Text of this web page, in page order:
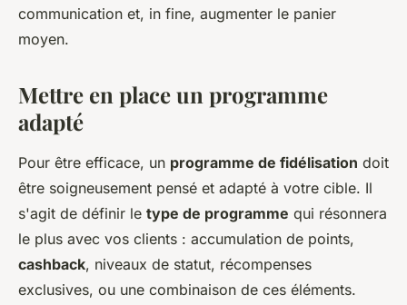
communication et, in fine, augmenter le panier
moyen.
Mettre en place un programme
adapté
Pour être efficace, un programme de fidélisation doit
être soigneusement pensé et adapté à votre cible. Il
s'agit de définir le type de programme qui résonnera
le plus avec vos clients : accumulation de points,
cashback, niveaux de statut, récompenses
exclusives, ou une combinaison de ces éléments.